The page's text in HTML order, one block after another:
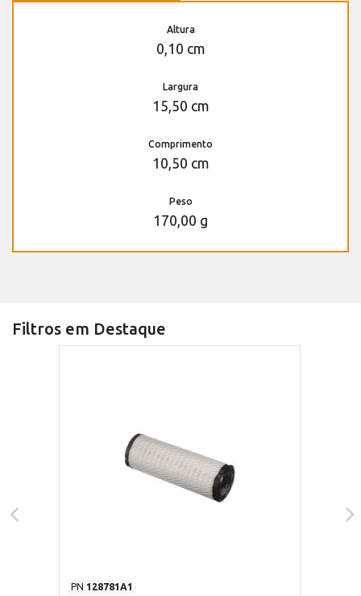
Altura
0,10 cm
Largura
15,50 cm
Comprimento
10,50 cm
Peso
170,00 g
Filtros em Destaque
PN 128781A1